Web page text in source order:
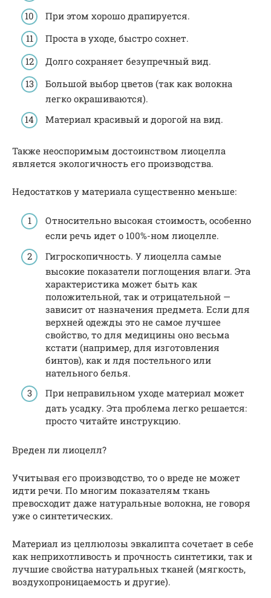
При этом хорошо драпируется.
Проста в уходе, быстро сохнет.
Долго сохраняет безупречный вид.
Большой выбор цветов (так как волокна
легко окрашиваются).
Материал красивый и дорогой на вид.
Также неоспоримым достоинством лиоцелла
является экологичность его производства.
Недостатков у материала существенно меньше:
Относительно высокая стоимость, особенно
если речь идет о 100%-ном лиоцелле.
Гигроскопичность. У лиоцелла самые
высокие показатели поглощения влаги. Эта
характеристика может быть как
положительной, так и отрицательной —
зависит от назначения предмета. Если для
верхней одежды это не самое лучшее
свойство, то для медицины оно весьма
кстати (например, для изготовления
бинтов), как и лдя постельного или
нательного белья.
При неправильном уходе материал может
дать усадку. Эта проблема легко решается:
просто читайте инструкцию.
Вреден ли лиоцелл?
Учитывая его производство, то о вреде не может
идти речи. По многим показателям ткань
превосходит даже натуральные волокна, не говоря
уже о синтетических.
Материал из целлюлозы эвкалипта сочетает в себе
как неприхотливость и прочность синтетики, так и
лучшие свойства натуральных тканей (мягкость,
воздухопроницаемость и другие).